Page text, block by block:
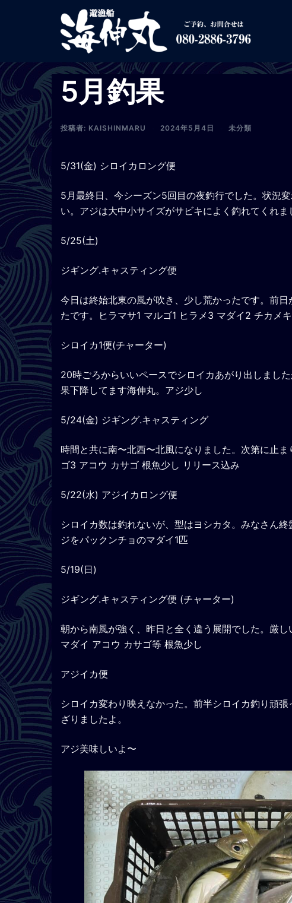
ツ
へ
ス
キ
ッ
プ
5月釣果
投稿者: KAISHINMARU 2024年5月4日 未分類
5/31(金) シロイカロング便
5月最終日、今シーズン5回目の夜釣行でした。状況
い。アジは大中小サイズがサビキによく釣れてくれま
5/25(土)
ジギング.キャスティング便
今日は終始北東の風が吹き、少し荒かったです。前
たです。ヒラマサ1 マルゴ1 ヒラメ3 マダイ2 チカメ
シロイカ1便(チャーター)
20時ごろからいいペースでシロイカあがり出しまし
果下降してます海伸丸。アジ少し
5/24(金) ジギング.キャスティング
時間と共に南〜北西〜北風になりました。次第に止
ゴ3 アコウ カサゴ 根魚少し リリース込み
5/22(水) アジイカロング便
シロイカ数は釣れないが、型はヨシカタ。みなさん
ジをパックンチョのマダイ1匹
5/19(日)
ジギング.キャスティング便 (チャーター)
朝から南風が強く、昨日と全く違う展開でした。厳
マダイ アコウ カサゴ等 根魚少し
アジイカ便
シロイカ変わり映えなかった。前半シロイカ釣り頑
ざりましたよ。
アジ美味しいよ〜